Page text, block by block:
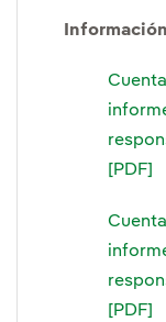
[PDF]
[PDF]